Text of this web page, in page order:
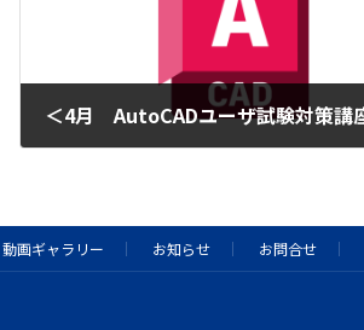
動画ギャラリー お知らせ お問合せ